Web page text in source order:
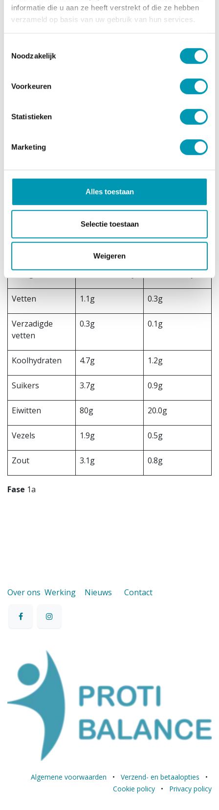
informatie die u aan ze heeft verstrekt of die ze hebben
verzameld op basis van uw gebruik van hun services.
Noodzakelijk
Voorkeuren
Statistieken
Marketing
Alles toestaan
Selectie toestaan
Weigeren
Gevarieerde, evenwichtige voeding en een gezonde
levensstijl zijn belangrijk. Niet gebruiken zonder
medisch advies tijdens de zwangerschap, borstvoeding
Soja-eiwitten,
aardappelvlokken (4%),
), ui,
aminozuren (L-methionine, L-threonine, L-valine), zout,
peterselie, antiklontermiddel: Magnesiumcarbonaat,
vitaminen: C, B3, E, B5, B6, B2, B1, A, B9, B12, B8,
Allergenen
Voedingswaard
Per 100g Per portie
Energie 352kcal/1473kj 88kcal/368kj
Vetten 1.1g 0.3g
Verzadigde
vetten
0.3g 0.1g
Koolhydraten 4.7g 1.2g
Suikers 3.7g 0.9g
Eiwitten 80g 20.0g
Vezels 1.9g 0.5g
Zout 3.1g 0.8g
Fase 1a
Over ons Werking Nieuws Contact
Algemene voorwaarden • Verzend- en betaalopties
•
Cookie policy
• Privacy policy